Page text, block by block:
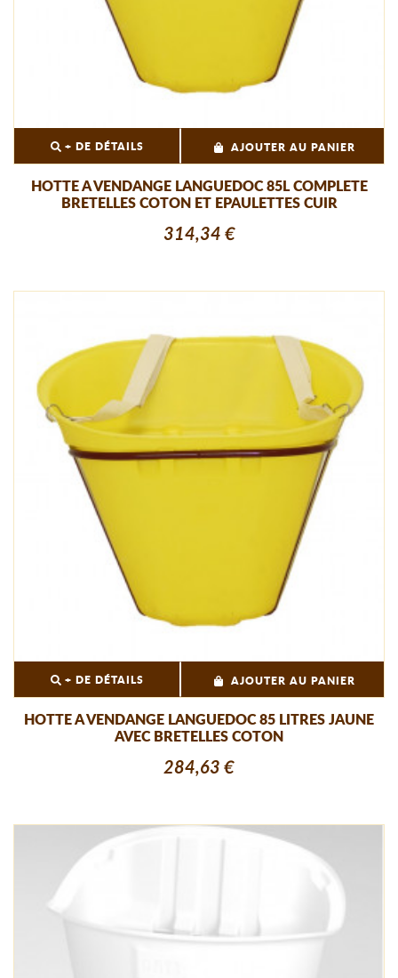
+ DE DÉTAILS AJOUTER AU PANIER
HOTTE A VENDANGE LANGUEDOC 85L COMPLETE
BRETELLES COTON ET EPAULETTES CUIR
314,34 €
+ DE DÉTAILS AJOUTER AU PANIER
HOTTE A VENDANGE LANGUEDOC 85 LITRES JAUNE
AVEC BRETELLES COTON
284,63 €